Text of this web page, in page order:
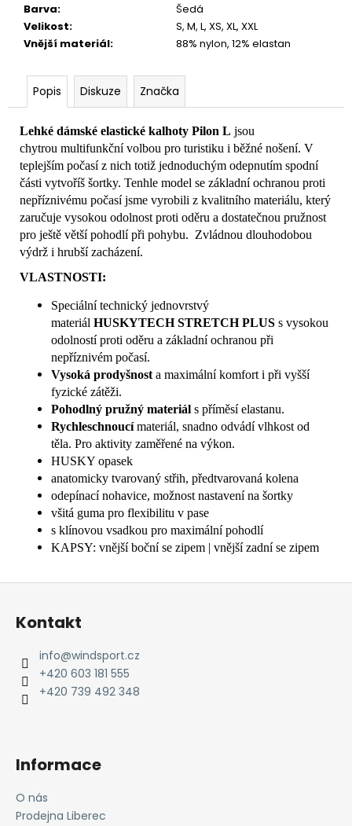
Barva:
Šedá
Velikost:
S, M, L, XS, XL, XXL
Vnější materiál: 88% nylon, 12% elastan
Popis Diskuze Značka
Lehké dámské elastické kalhoty Pilon L jsou
chytrou multifunkční volbou pro turistiku i běžné nošení. V
teplejším počasí z nich totiž jednoduchým odepnutím spodní
části vytvoříš šortky. Tenhle model se základní ochranou proti
nepříznivému počasí jsme vyrobili z kvalitního materiálu, který
zaručuje vysokou odolnost proti oděru a dostatečnou pružnost
pro ještě větší pohodlí při pohybu. Zvládnou dlouhodobou
výdrž i hrubší zacházení.
VLASTNOSTI:
Speciální technický jednovrstvý
materiál HUSKYTECH STRETCH PLUS s vysokou
odolností proti oděru a základní ochranou při
nepříznivém počasí.
Vysoká prodyšnost a maximální komfort i při vyšší
fyzické zátěži.
Pohodlný pružný materiál s příměsí elastanu.
Rychleschnoucímateriál, snadno odvádí vlhkost od
těla. Pro aktivity zaměřené na výkon.
HUSKY opasek
anatomicky tvarovaný střih, předtvarovaná kolena
odepínací nohavice, možnost nastavení na šortky
všitá guma pro flexibilitu v pase
s klínovou vsadkou pro maximální pohodlí
KAPSY: vnější boční se zipem | vnější zadní se zipem
Z
Kontakt
info@windsport.cz
+420 603 181 555
+420 739 492 348
Informace
O nás
Prodejna Liberec